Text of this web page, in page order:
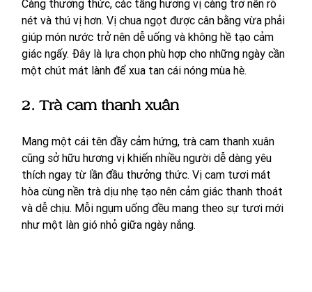
Càng thưởng thức, các tầng hương vị càng trở nên rõ
nét và thú vị hơn. Vị chua ngọt được cân bằng vừa phải
giúp món nước trở nên dễ uống và không hề tạo cảm
giác ngấy. Đây là lựa chọn phù hợp cho những ngày cần
một chút mát lành để xua tan cái nóng mùa hè.
2. Trà cam thanh xuân
Mang một cái tên đầy cảm hứng, trà cam thanh xuân
cũng sở hữu hương vị khiến nhiều người dễ dàng yêu
thích ngay từ lần đầu thưởng thức. Vị cam tươi mát
hòa cùng nền trà dịu nhẹ tạo nên cảm giác thanh thoát
và dễ chịu. Mỗi ngụm uống đều mang theo sự tươi mới
như một làn gió nhỏ giữa ngày nắng.